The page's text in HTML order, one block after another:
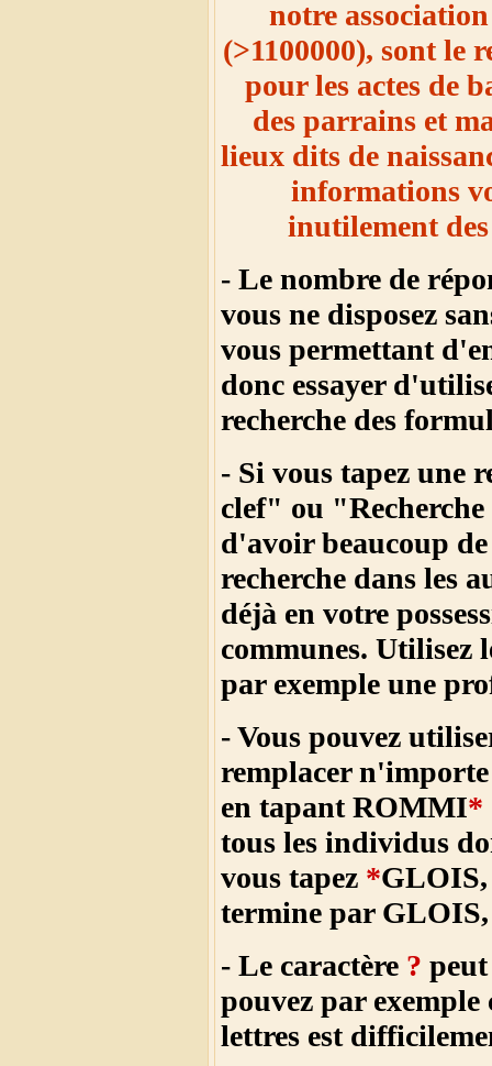
notre
(>1100000), sont le
pour les actes de
des parrains et
lieux dits de
informations
inutilement
- Le nombre de
vous ne disposez
vous permettant
donc essayer
recherche des
- Si vous tapez une
clef" ou "
d'avoir beaucoup
recherche dans les
déjà en votre
communes. Utilisez
par exemple une
- Vous pouvez
remplacer n'importe
en tapant ROMMI*
tous les individus
vous tapez *GLOIS,
termine par GLOIS,
- Le caractère ?
pouvez par
lettres est